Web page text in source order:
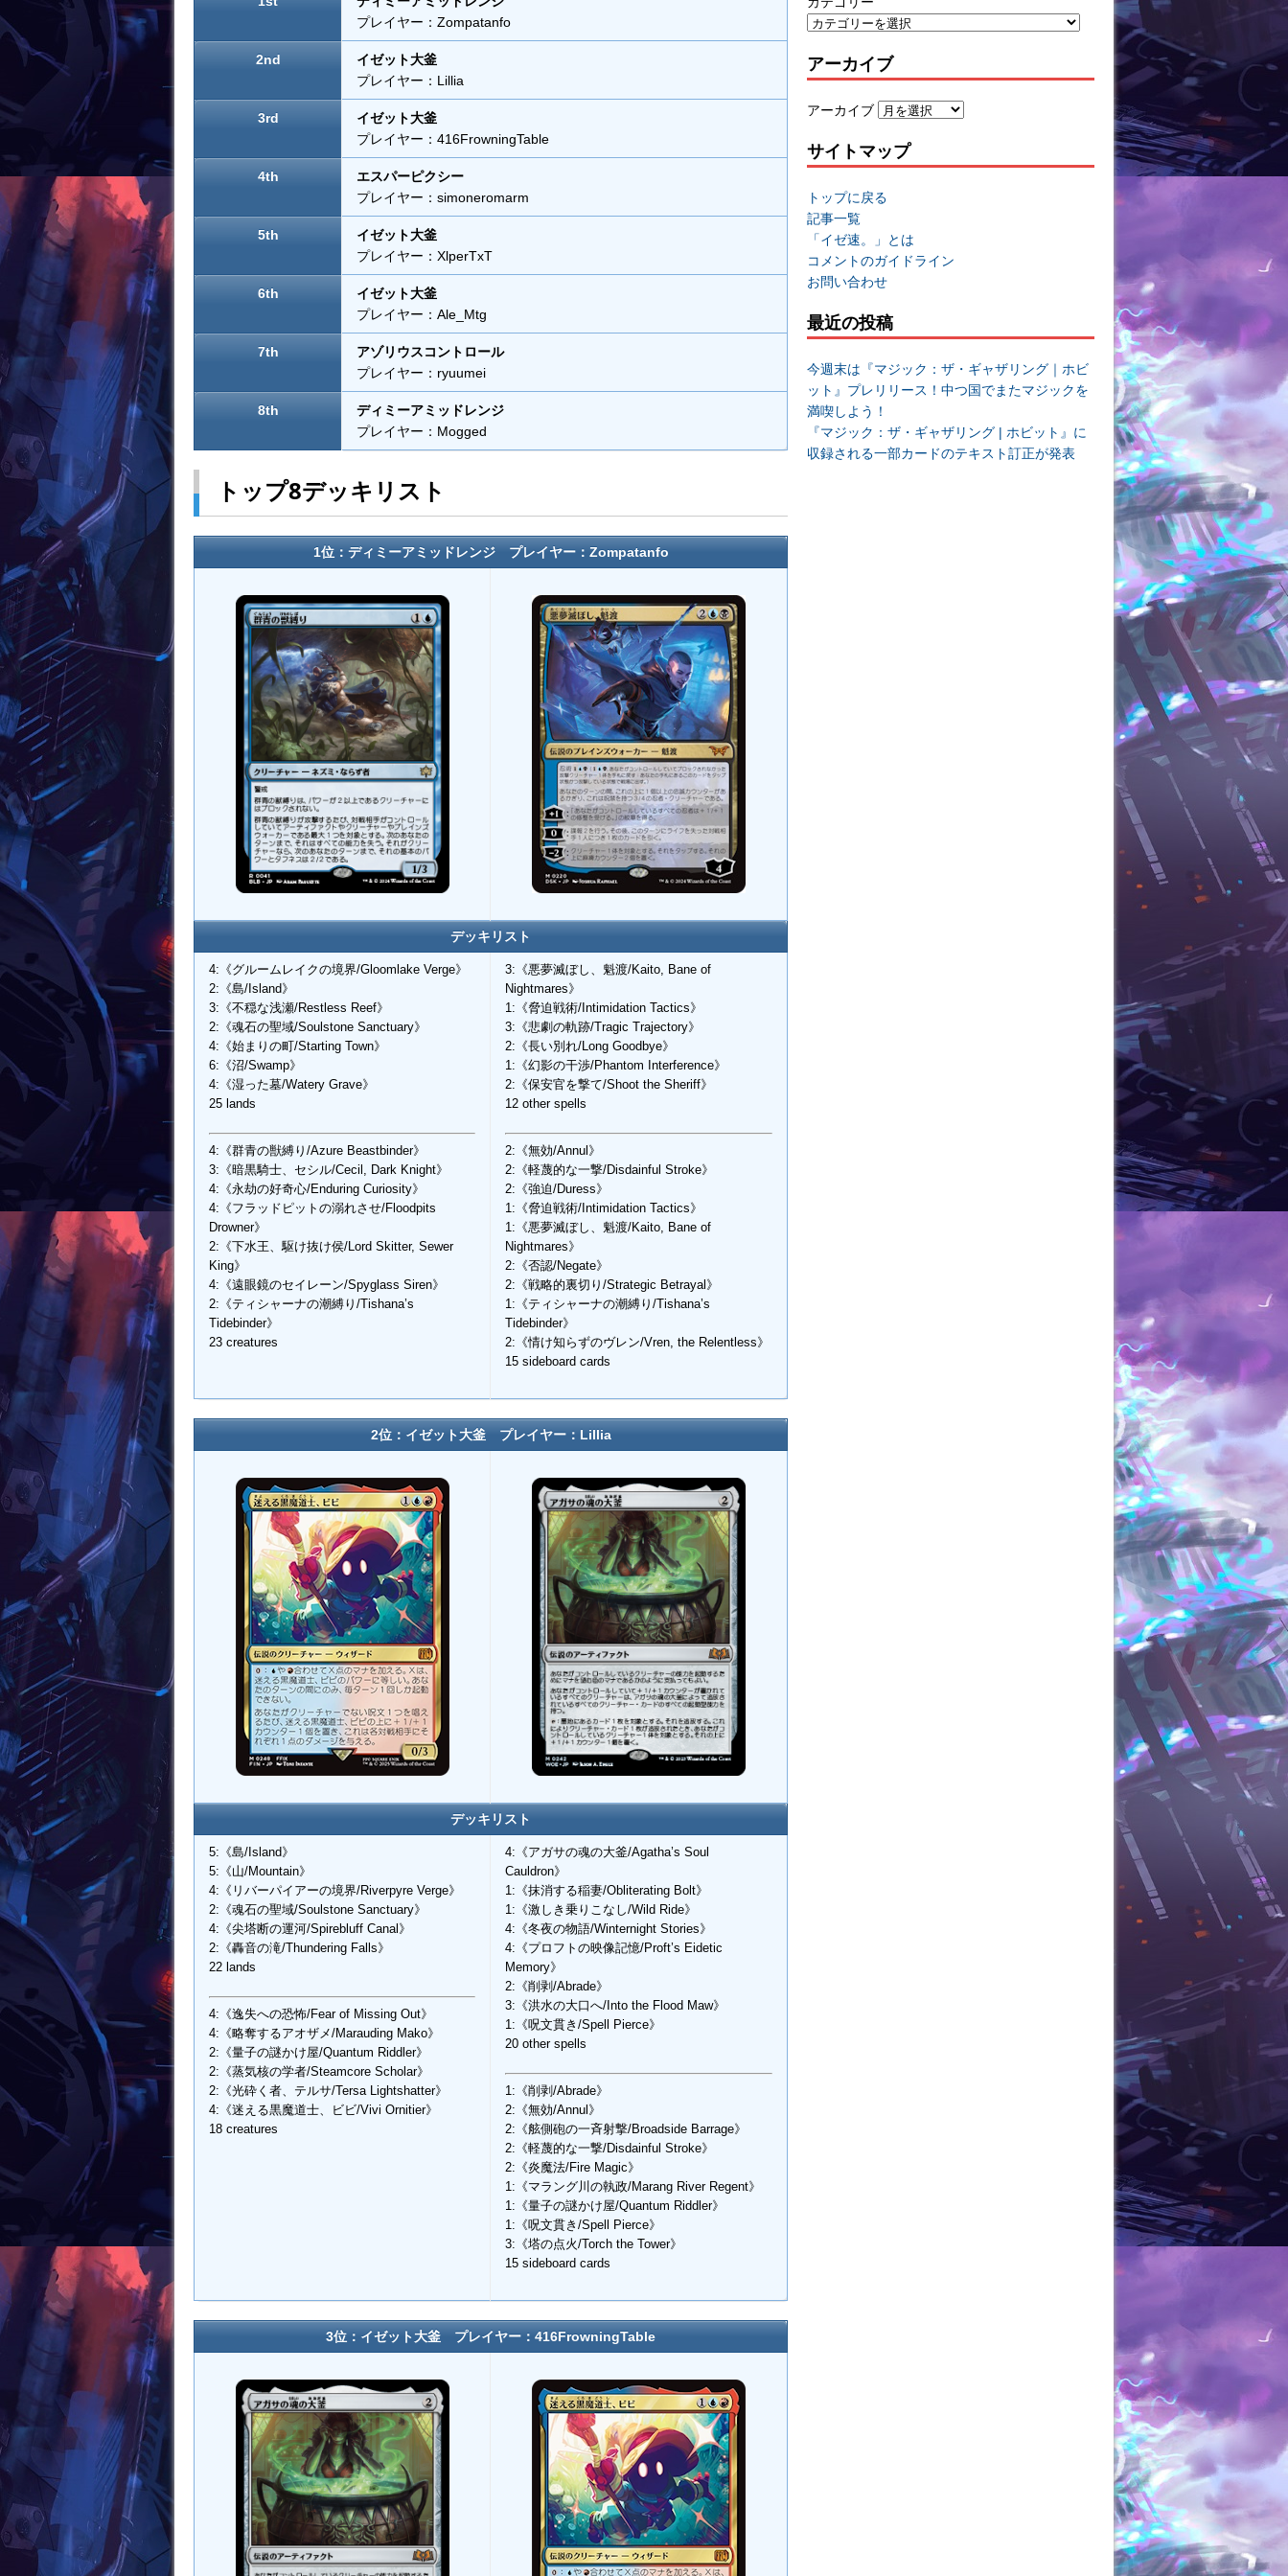
k
プレイヤー：Zompatanfo
2nd
イゼット大釜
プレイヤー：Lillia
3rd
イゼット大釜
プレイヤー：416FrowningTable
4th
エスパーピクシー
プレイヤー：simoneromarm
5th
イゼット大釜
プレイヤー：XlperTxT
6th
イゼット大釜
プレイヤー：Ale_Mtg
7th
アゾリウスコントロール
プレイヤー：ryuumei
8th
ディミーアミッドレンジ
プレイヤー：Mogged
トップ8デッキリスト
1位：ディミーアミッドレンジ プレイヤー：Zompatanfo
デッキリスト
4:《グルームレイクの境界/Gloomlake Verge》
2:《島/Island》
3:《不穏な浅瀬/Restless Reef》
2:《魂石の聖域/Soulstone Sanctuary》
4:《始まりの町/Starting Town》
6:《沼/Swamp》
4:《湿った墓/Watery Grave》
25 lands
4:《群青の獣縛り/Azure Beastbinder》
3:《暗黒騎士、セシル/Cecil, Dark Knight》
4:《永劫の好奇心/Enduring Curiosity》
4:《フラッドピットの溺れさせ/Floodpits
Drowner》
2:《下水王、駆け抜け侯/Lord Skitter, Sewer
King》
4:《遠眼鏡のセイレーン/Spyglass Siren》
2:《ティシャーナの潮縛り/Tishana’s
Tidebinder》
23 creatures
3:《悪夢滅ぼし、魁渡/Kaito, Bane of
Nightmares》
1:《脅迫戦術/Intimidation Tactics》
3:《悲劇の軌跡/Tragic Trajectory》
2:《長い別れ/Long Goodbye》
1:《幻影の干渉/Phantom Interference》
2:《保安官を撃て/Shoot the Sheriff》
12 other spells
2:《無効/Annul》
2:《軽蔑的な一撃/Disdainful Stroke》
2:《強迫/Duress》
1:《脅迫戦術/Intimidation Tactics》
1:《悪夢滅ぼし、魁渡/Kaito, Bane of
Nightmares》
2:《否認/Negate》
2:《戦略的裏切り/Strategic Betrayal》
1:《ティシャーナの潮縛り/Tishana’s
Tidebinder》
2:《情け知らずのヴレン/Vren, the Relentless》
15 sideboard cards
2位：イゼット大釜 プレイヤー：Lillia
デッキリスト
5:《島/Island》
5:《山/Mountain》
4:《リバーパイアーの境界/Riverpyre Verge》
2:《魂石の聖域/Soulstone Sanctuary》
4:《尖塔断の運河/Spirebluff Canal》
2:《轟音の滝/Thundering Falls》
22 lands
4:《逸失への恐怖/Fear of Missing Out》
4:《略奪するアオザメ/Marauding Mako》
2:《量子の謎かけ屋/Quantum Riddler》
2:《蒸気核の学者/Steamcore Scholar》
2:《光砕く者、テルサ/Tersa Lightshatter》
4:《迷える黒魔道士、ビビ/Vivi Ornitier》
18 creatures
4:《アガサの魂の大釜/Agatha’s Soul
Cauldron》
1:《抹消する稲妻/Obliterating Bolt》
1:《激しき乗りこなし/Wild Ride》
4:《冬夜の物語/Winternight Stories》
4:《プロフトの映像記憶/Proft’s Eidetic
Memory》
2:《削剥/Abrade》
3:《洪水の大口へ/Into the Flood Maw》
1:《呪文貫き/Spell Pierce》
20 other spells
1:《削剥/Abrade》
2:《無効/Annul》
2:《舷側砲の一斉射撃/Broadside Barrage》
2:《軽蔑的な一撃/Disdainful Stroke》
2:《炎魔法/Fire Magic》
1:《マラング川の執政/Marang River Regent》
1:《量子の謎かけ屋/Quantum Riddler》
1:《呪文貫き/Spell Pierce》
3:《塔の点火/Torch the Tower》
15 sideboard cards
3位：イゼット大釜 プレイヤー：416FrowningTable
アーカイブ
アーカイブ
サイトマップ
トップに戻る
記事一覧
「イゼ速。」とは
コメントのガイドライン
お問い合わせ
最近の投稿
今週末は『マジック：ザ・ギャザリング｜ホビ
ット』プレリリース！中つ国でまたマジックを
満喫しよう！
『マジック：ザ・ギャザリング | ホビット』に
収録される一部カードのテキスト訂正が発表